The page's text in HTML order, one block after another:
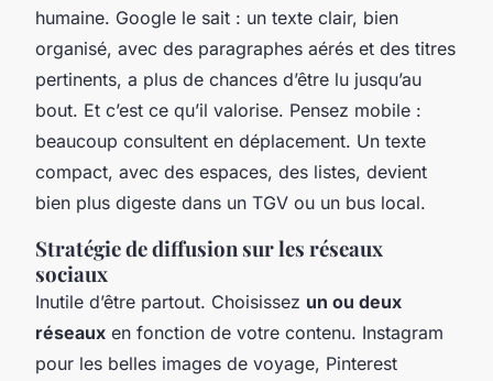
humaine. Google le sait : un texte clair, bien
organisé, avec des paragraphes aérés et des titres
pertinents, a plus de chances d’être lu jusqu’au
bout. Et c’est ce qu’il valorise. Pensez mobile :
beaucoup consultent en déplacement. Un texte
compact, avec des espaces, des listes, devient
bien plus digeste dans un TGV ou un bus local.
Stratégie de diffusion sur les réseaux
sociaux
Inutile d’être partout. Choisissez un ou deux
réseaux en fonction de votre contenu. Instagram
pour les belles images de voyage, Pinterest